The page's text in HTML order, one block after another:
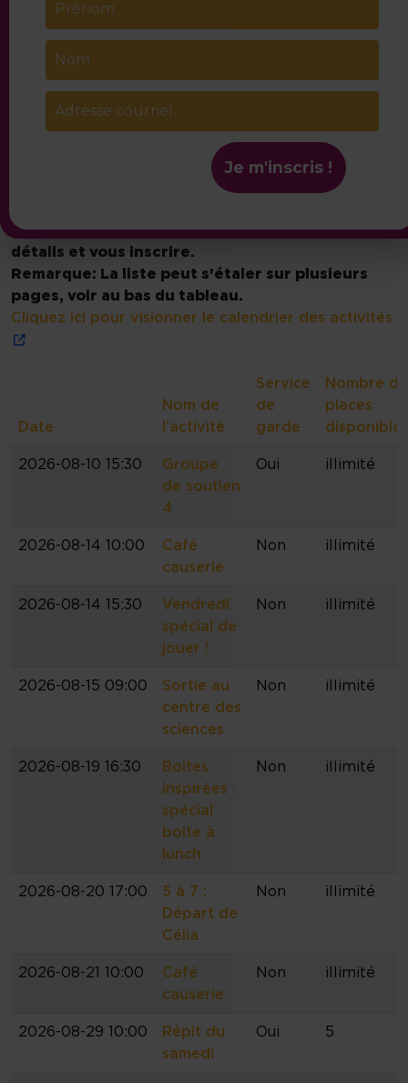
Événements
et formations
Les inscriptions s'adressent seulement aux
Cliquez sur le nom de l'activité pour plus de
détails et vous inscrire.
Remarque: La liste peut s'étaler sur plusieurs
pages, voir au bas du tableau.
Cliquez ici pour visionner le calendrier des activités
Date
Nom de
l'activité
Service
de
garde
Nombre de
places
disponibles
2026-08-10 15:30
Groupe
de soutien
4
Oui illimité
2026-08-14 10:00
Café
causerie
Non illimité
2026-08-14 15:30
Vendredi
spécial de
jouer !
Non illimité
2026-08-15 09:00
Sortie au
centre des
sciences
Non illimité
2026-08-19 16:30
Boites
inspirées :
spécial
boite à
lunch
Non illimité
2026-08-20 17:00
5 à 7 :
Départ de
Célia
Non illimité
2026-08-21 10:00
Café
causerie
Non illimité
2026-08-29 10:00
Répit du
samedi
Oui 5
Je m'inscris !